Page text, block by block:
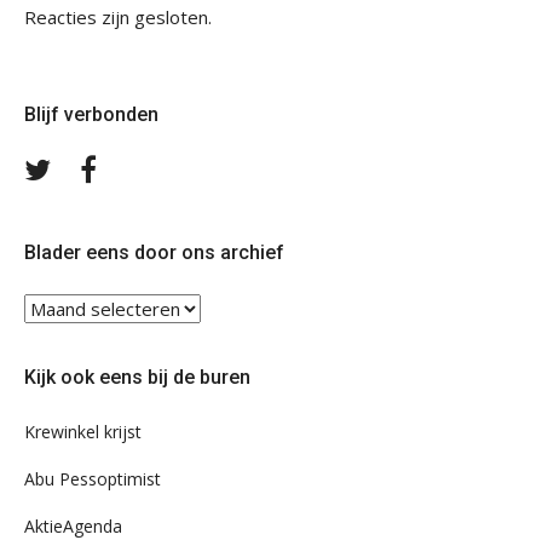
Reacties zijn gesloten.
Blijf verbonden
Volg
Blader eens door ons archief
Blader
eens
ons
Kijk ook eens bij de buren
Krewinkel krijst
Abu Pessoptimist
AktieAgenda